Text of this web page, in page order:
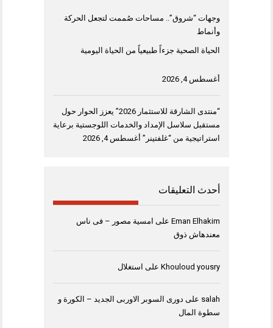
وجهات “شروق”.. مساحات صُممت لتجعل الحركة
وأنماط
الحياة الصحية جزءاً طبيعياً من الحياة اليومية
أغسطس 4, 2026
“منتدى الشارقة للاستثمار 2026” يعزز الحوار حول
مستقبل سلاسل الإمداد والخدمات اللوجستية برعاية
استراتيجية من “غلفتينر” أغسطس 4, 2026
أحدث التعليقات
Eman Elhakim على امسية مصور – فى ناس
معندهاش ذوق
Khouloud yousry على استغلال
salah على دورى السوبر الاوربى الجديد – الكورة و
سطوة المال